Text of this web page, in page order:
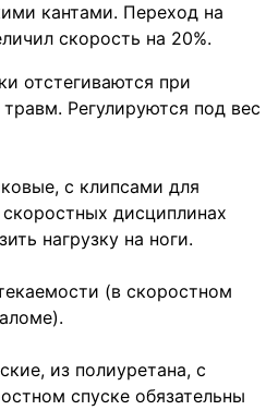
кантами. Переход на
скорость на 20%.
отстегиваются при
Регулируются под вес
с клипсами для
дисциплинах
нагрузку на ноги.
(в скоростном
из полиуретана, с
спуске обязательны